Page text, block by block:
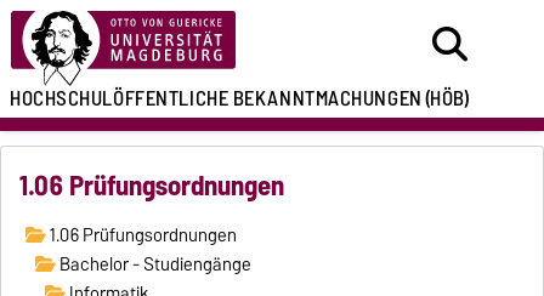
HOCHSCHULÖFFENTLICHEBEKANNTMACHUNGEN(HÖB)
1.06 Prüfungsordnungen
1.06 Prüfungsordnungen
Bachelor - Studiengänge